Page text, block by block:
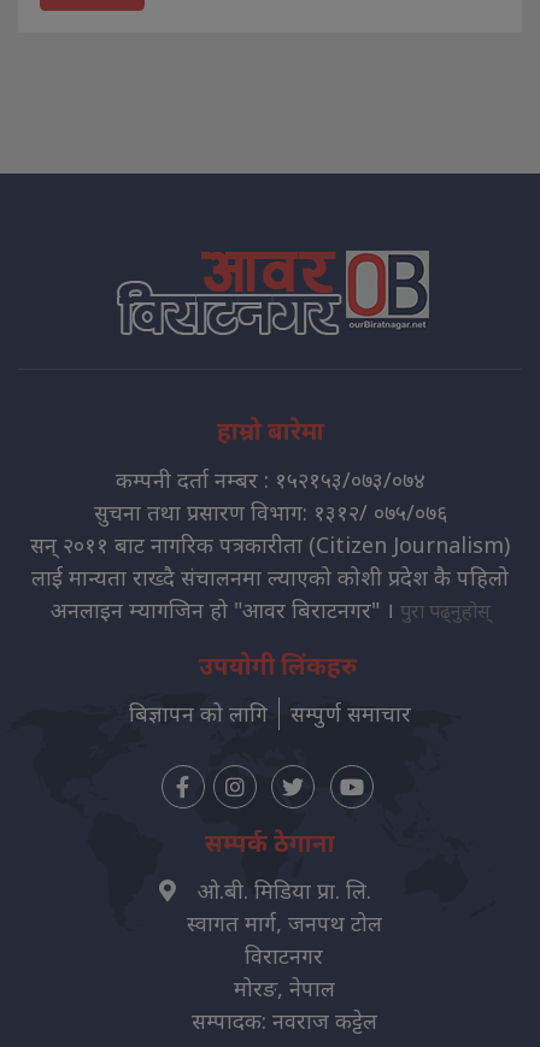
हाम्रो बारेमा
कम्पनी दर्ता नम्बर : १५२१५३/०७३/०७४
सुचना तथा प्रसारण विभाग: १३१२/ ०७५/०७६
सन् २०११ बाट नागरिक पत्रकारीता (Citizen Journalism)
लाई मान्यता राख्दै संचालनमा ल्याएको कोशी प्रदेश कै पहिलो
अनलाइन म्यागजिन हो "आवर बिराटनगर" । पुरा पढ्नुहोस्
उपयोगी लिंकहरु
बिज्ञापन को लागि सम्पुर्ण समाचार
सम्पर्क ठेगाना
ओ.बी. मिडिया प्रा. लि.
स्वागत मार्ग, जनपथ टोल
विराटनगर
मोरङ, नेपाल
सम्पादक: नवराज कट्टेल